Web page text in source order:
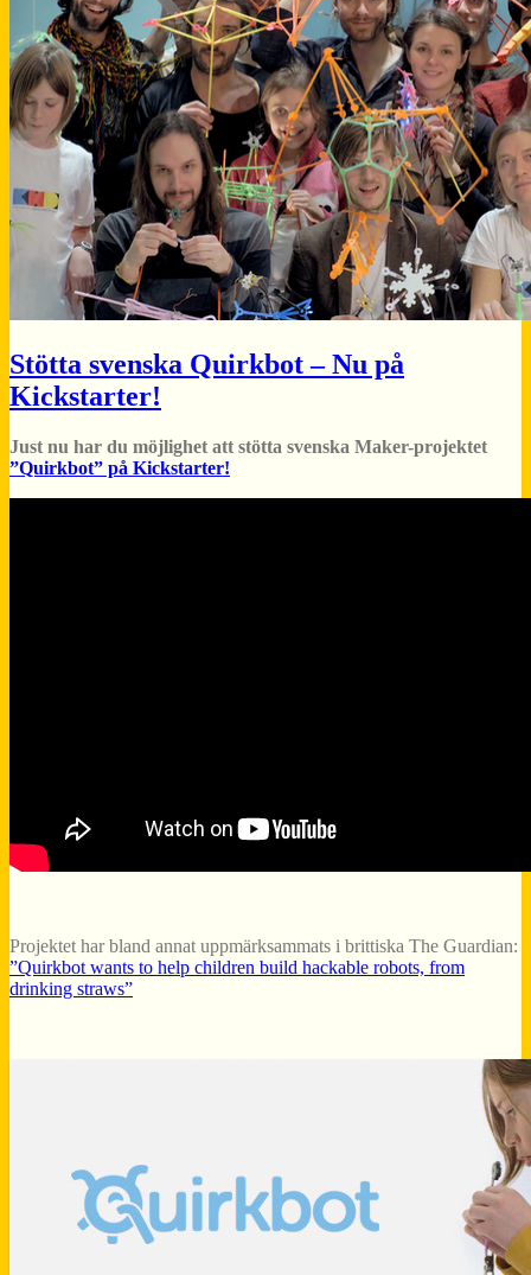
Stötta svenska Quirkbot – Nu på
Kickstarter!
Just nu har du möjlighet att stötta svenska Maker-projektet
”Quirkbot” på Kickstarter!
Projektet har bland annat uppmärksammats i brittiska The Guardian:
”Quirkbot wants to help children build hackable robots, from
drinking straws”